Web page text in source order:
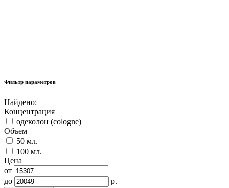
Фильтр параметров
Найдено:
Концентрация
одеколон (cologne)
Объем
50 мл.
100 мл.
Цена
от
до
р.